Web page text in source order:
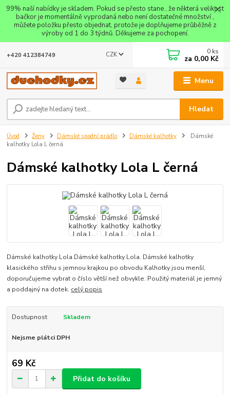
99% naší nabídky je skladem. Pokud se přesto stane , že některá velikost
bačkor je momentálně vyprodaná nebo není dostatečné množství ,
můžete položku přesto objednat, protože je doplňujeme průběžně z
výroby od 1 do 3 týdnů. Děkujeme za pochopení.
Menu
CZK
Hledat
+420 412384749 0 ks
za 0,00 Kč
Úvod Ženy Dámské spodní prádlo Dámské kalhotky
Dámské
kalhotky Lola L černá
Dámské kalhotky Lola L černá
Dámské kalhotky Lola.Dámské kalhotky Lola. Dámské kalhotky
klasického střihu s jemnou krajkou po obvodu Kalhotky jsou menší,
doporučujeme vybrat o číslo větší než obvykle. Použitý materiál je jemný
a poddajný na dotek. celý popis
Dostupnost Skladem
Nejsme plátci DPH
69 Kč
Přidat do košíku